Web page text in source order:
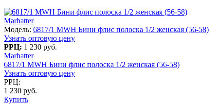
Marhatter
Модель: 6817/1 MWH Бини флис полоска 1/2 женская (56-58)
Узнать оптовую цену
РРЦ: 1 230 руб.
Marhatter
6817/1 MWH Бини флис полоска 1/2 женская (56-58)
Узнать оптовую цену
РРЦ:
1 230 руб.
Купить